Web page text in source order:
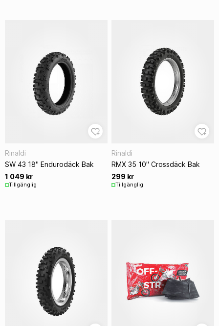
Rinaldi
SW 43 18" Endurodäck Bak
1 049 kr
Tillgänglig
Rinaldi
RMX 35 10" Crossdäck Bak
299 kr
Tillgänglig